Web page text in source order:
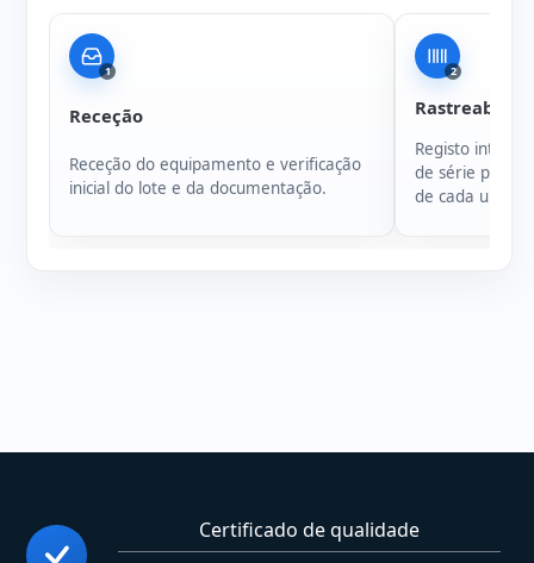
1
Receção
Receção do equipamento e verificação
inicial do lote e da documentação.
2
Registo
de série para
de cada
Certificado de qualidade